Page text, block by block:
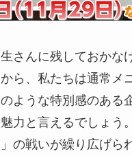
さんに残しておかな
ら、私たちは通常メ
ような特別感のある
力と言えるでしょう
」の戦いが繰り広げら